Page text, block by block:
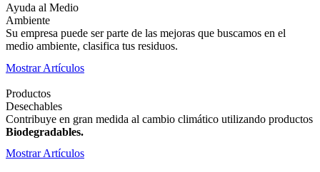
Ayuda al Medio
Ambiente
Su empresa puede ser parte de las mejoras que buscamos en el
medio ambiente, clasifica tus residuos.
Mostrar Artículos
Productos
Desechables
Contribuye en gran medida al cambio climático utilizando productos
Biodegradables.
Mostrar Artículos